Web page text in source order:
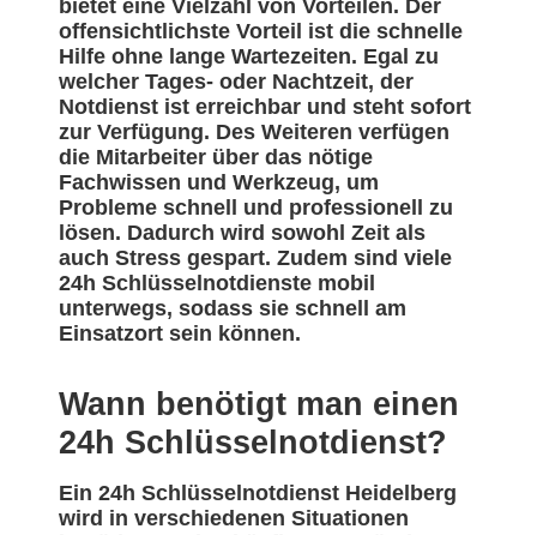
bietet eine Vielzahl von Vorteilen. Der
offensichtlichste Vorteil ist die schnelle
Hilfe ohne lange Wartezeiten. Egal zu
welcher Tages- oder Nachtzeit, der
Notdienst ist erreichbar und steht sofort
zur Verfügung. Des Weiteren verfügen
die Mitarbeiter über das nötige
Fachwissen und Werkzeug, um
Probleme schnell und professionell zu
lösen. Dadurch wird sowohl Zeit als
auch Stress gespart. Zudem sind viele
24h Schlüsselnotdienste mobil
unterwegs, sodass sie schnell am
Einsatzort sein können.
Wann benötigt man einen
24h Schlüsselnotdienst?
Ein 24h Schlüsselnotdienst Heidelberg
wird in verschiedenen Situationen